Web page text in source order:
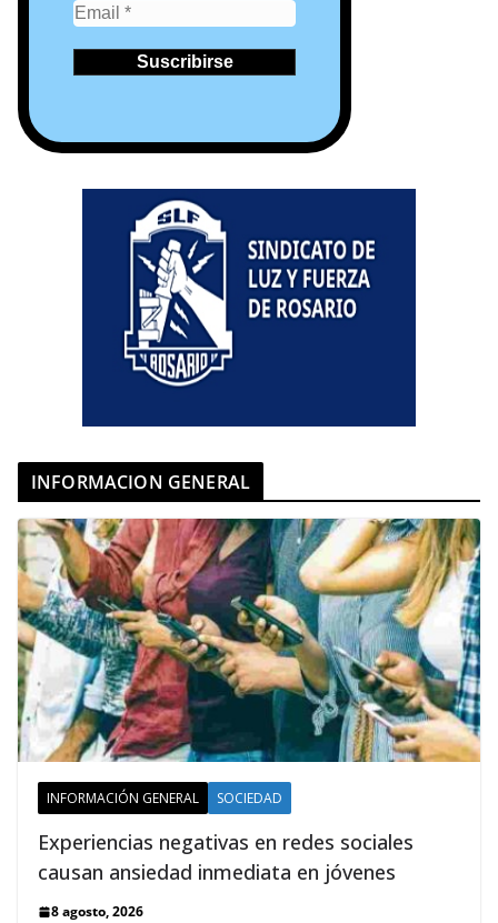
INFORMACION GENERAL
INFORMACIÓN GENERAL SOCIEDAD
Experiencias negativas en redes sociales
causan ansiedad inmediata en jóvenes
8 agosto, 2026